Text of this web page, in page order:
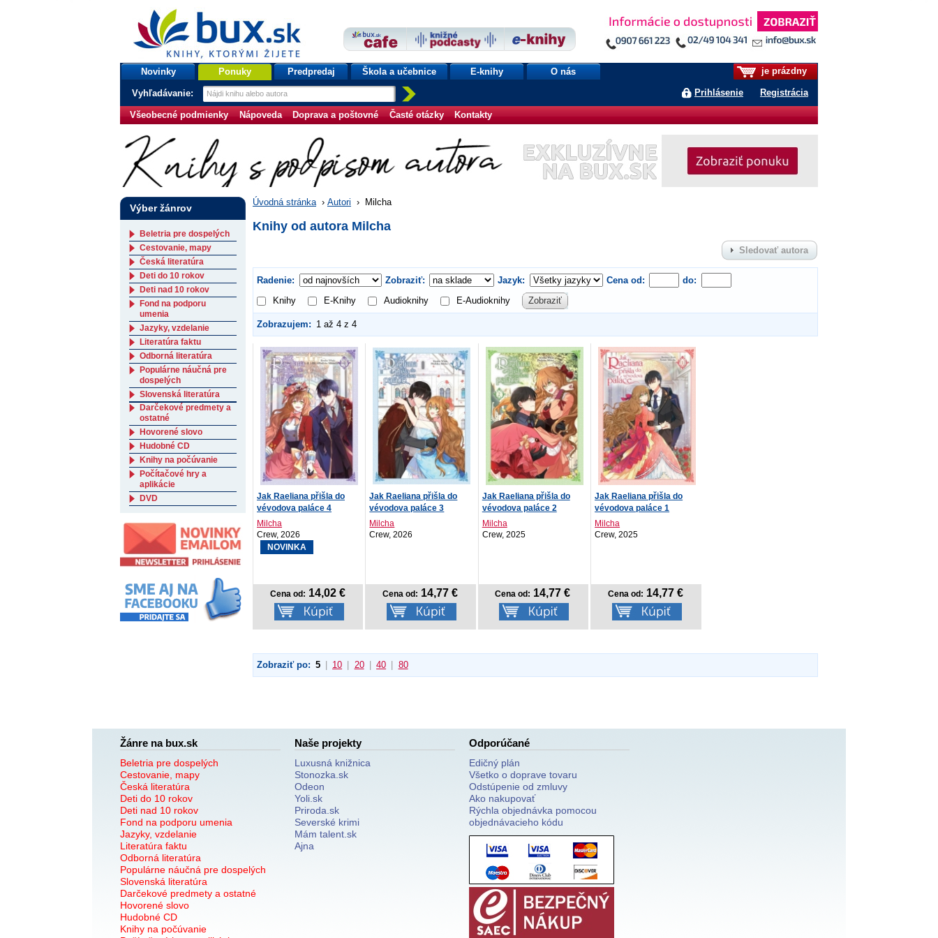
bux.sk
knihy, ktorými žijete
Úvodná stránka
je prázdny
Prihlásenie Registrácia
Novinky Ponuky Predpredaj Škola a učebnice E-knihy O nás
Vyhľadávanie:
Všeobecné podmienky Nápoveda Doprava a poštovné Časté otázky Kontakty
Úvodná stránka › Autori › Milcha
Knihy od autora Milcha
Sledovať autora
Radenie: Zobraziť: Jazyk: Cena od:
do:
Knihy
E-Knihy Audioknihy E-Audioknihy Zobraziť
Zobrazujem: 1 až 4 z 4
Jak Raeliana přišla do
vévodova paláce 4
Milcha
Crew, 2026
NOVINKA
Cena od: 14,02 €
Jak Raeliana přišla do
vévodova paláce 3
Milcha
Crew, 2026
Cena od: 14,77 €
Jak Raeliana přišla do
vévodova paláce 2
Milcha
Crew, 2025
Cena od: 14,77 €
Jak Raeliana přišla do
vévodova paláce 1
Milcha
Crew, 2025
Cena od: 14,77 €
Zobraziť po: 5 10 20 40 80
Výber žánrov
Beletria pre dospelých
Cestovanie, mapy
Česká literatúra
Deti do 10 rokov
Deti nad 10 rokov
Fond na podporu
umenia
Jazyky, vzdelanie
Literatúra faktu
Odborná literatúra
Populárne náučná pre
dospelých
Slovenská literatúra
Darčekové predmety a
ostatné
Hovorené slovo
Hudobné CD
Knihy na počúvanie
Počítačové hry a
aplikácie
DVD
Žánre na bux.sk
Beletria pre dospelých
Cestovanie, mapy
Česká literatúra
Deti do 10 rokov
Deti nad 10 rokov
Fond na podporu umenia
Jazyky, vzdelanie
Literatúra faktu
Odborná literatúra
Populárne náučná pre dospelých
Slovenská literatúra
Darčekové predmety a ostatné
Hovorené slovo
Hudobné CD
Knihy na počúvanie
Naše projekty
Luxusná knižnica
Stonozka.sk
Odeon
Yoli.sk
Priroda.sk
Severské krimi
Mám talent.sk
Ajna
Odporúčané
Edičný plán
Všetko o doprave tovaru
Odstúpenie od zmluvy
Ako nakupovať
Rýchla objednávka pomocou
objednávacieho kódu